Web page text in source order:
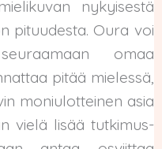
nykyisestä
pituudesta. Oura voi
omaa
pitää mielessä,
moniulotteinen asia
vielä lisää tutkimus-